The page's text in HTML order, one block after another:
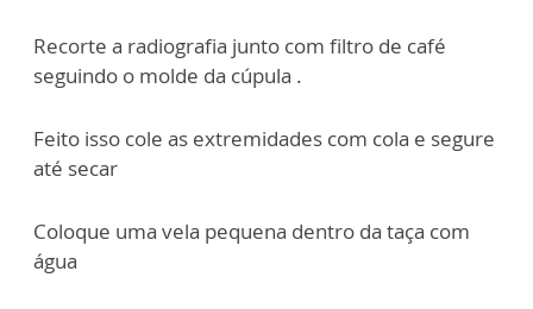
Recorte a radiografia junto com filtro de café
seguindo o molde da cúpula .
Feito isso cole as extremidades com cola e segure
até secar
Coloque uma vela pequena dentro da taça com
água